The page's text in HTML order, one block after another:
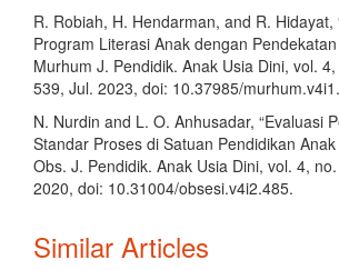
R. Robiah, H. Hendarman, and R. Hidayat,
Program Literasi Anak dengan
Murhum J. Pendidik. Anak Usia Dini, vol.
539, Jul. 2023, doi: 10.37985/
N. Nurdin and L. O. Anhusadar, “Evaluasi
Standar Proses di Satuan Pendidikan Anak
Obs. J. Pendidik. Anak Usia Dini, vol. 4,
2020, doi: 10.31004/obsesi.v4i2.485.
Similar Articles